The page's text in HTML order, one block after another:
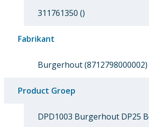
311761350 ()
Fabrikant
Burgerhout (8712798000002)
Product Groep
DPD1003 Burgerhout DP25